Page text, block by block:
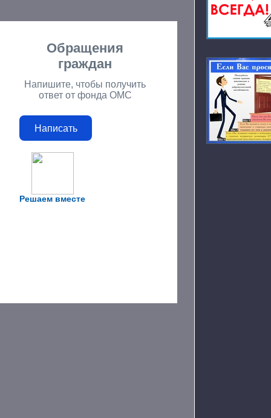
Решаем вместе
Обращения
граждан
Напишите, чтобы получить
ответ от фонда ОМС
Написать